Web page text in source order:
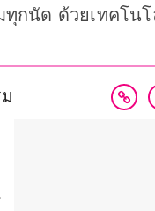
กนัด ด้วยเทคโนโ